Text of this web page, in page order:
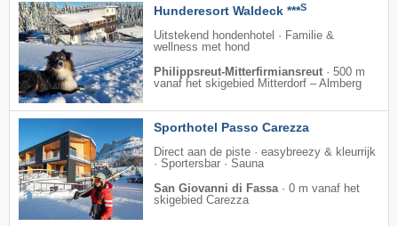
Hunderesort Waldeck ***S
Uitstekend hondenhotel · Familie &
wellness met hond
Philippsreut-Mitterfirmiansreut · 500 m
vanaf het skigebied Mitterdorf – Almberg
Sporthotel Passo Carezza
Direct aan de piste · easybreezy & kleurrijk
· Sportersbar · Sauna
San Giovanni di Fassa· 0 m vanaf het
skigebied Carezza